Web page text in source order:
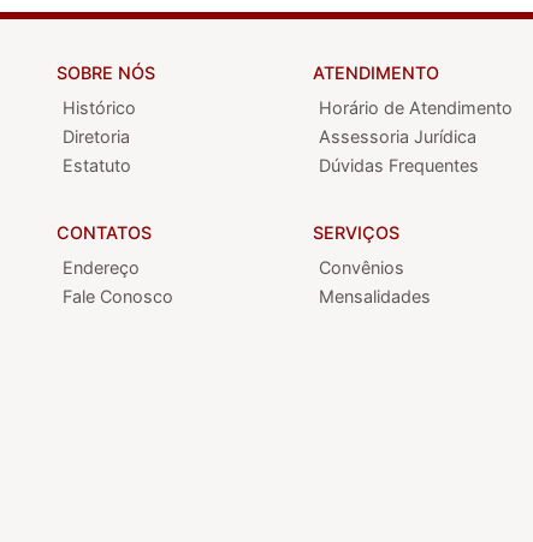
SOBRE NÓS
Histórico
Diretoria
Estatuto
CONTATOS
Endereço
Fale Conosco
ATENDIMENTO
Horário de Atendimento
Assessoria Jurídica
Dúvidas Frequentes
SERVIÇOS
Convênios
Mensalidades